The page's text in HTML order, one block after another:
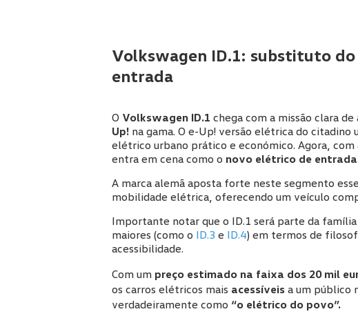
Volkswagen ID.1: substituto
entrada
O Volkswagen ID.1 chega com a missão clara
Up! na gama. O e-Up! versão elétrica do
elétrico urbano prático e económico. Agora, com
entra em cena como o novo elétrico de entrada
A marca alemã aposta forte neste segmento
mobilidade elétrica, oferecendo um veículo
Importante notar que o ID.1 será parte da família
maiores (como o ID.3 e ID.4) em termos de
acessibilidade.
Com um preço estimado na faixa dos 20 mil
os carros elétricos mais acessíveis a um público
verdadeiramente como “o elétrico do povo”.